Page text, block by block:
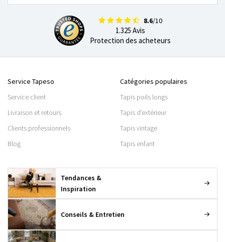
8.6/10
1.325 Avis
Protection des acheteurs
Service Tapeso
Service client
Livraison et retours
Clients professionnels
Blog
Catégories populaires
Tapis poils longs
Tapis d’extérieur
Tapis vintage
Tapis enfant
Tendances &
Inspiration
Conseils & Entretien